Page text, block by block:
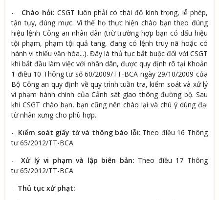
- Chào hỏi: CSGT luôn phải có thái độ kính trọng, lễ phép,
tận tụy, đúng mực. Vì thế họ thực hiện chào bạn theo đúng
hiệu lệnh Công an nhân dân (trừ trường hợp bạn có dấu hiệu
tội phạm, phạm tội quả tang, đang có lệnh truy nã hoặc có
hành vi thiếu văn hóa...). Đây là thủ tục bắt buộc đối với CSGT
khi bắt đầu làm việc với nhân dân, được quy định rõ tại Khoản
1 điều 10 Thông tư số 60/2009/TT-BCA ngày 29/10/2009 của
Bộ Công an quy định về quy trình tuần tra, kiểm soát và xử lý
vi phạm hành chính của Cảnh sát giao thông đường bộ. Sau
khi CSGT chào bạn, bạn cũng nên chào lại và chú ý dùng đại
từ nhân xưng cho phù hợp.
- Kiểm soát giấy tờ và thông báo lỗi: Theo điều 16 Thông
tư 65/2012/TT-BCA
-Xử lý vi phạm và lập biên bản: Theo điều 17 Thông
tư 65/2012/TT-BCA
- Thủ tục xử phạt: